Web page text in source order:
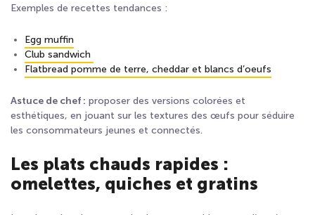
Exemples de recettes tendances :
Egg muffin
Club sandwich
Flatbread pomme de terre, cheddar et blancs d’oeufs
Astuce de chef : proposer des versions colorées et
esthétiques, en jouant sur les textures des œufs pour séduire
les consommateurs jeunes et connectés.
Les plats chauds rapides :
omelettes, quiches et gratins